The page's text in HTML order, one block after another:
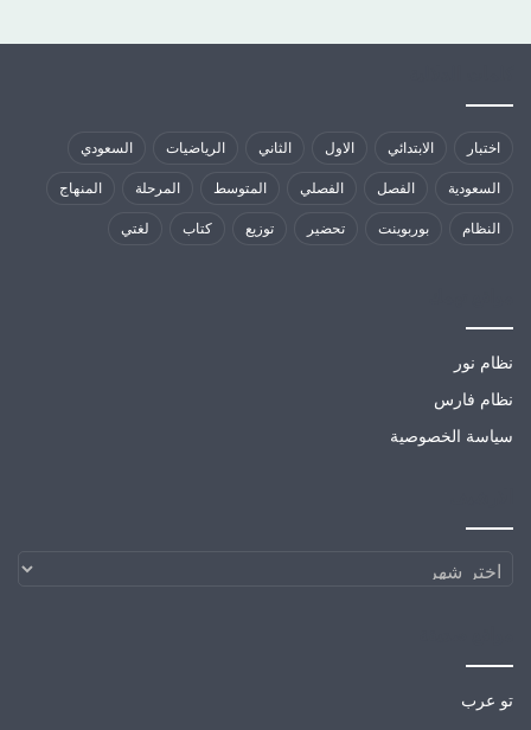
اختبار الابتدائي الاول الثاني الرياضيات السعودي
السعودية الفصل الفصلي المتوسط المرحلة المنهاج
النظام بوربوينت تحضير توزيع كتاب لغتي
نظام نور
نظام فارس
سياسة الخصوصية
الارشيف
تو عرب